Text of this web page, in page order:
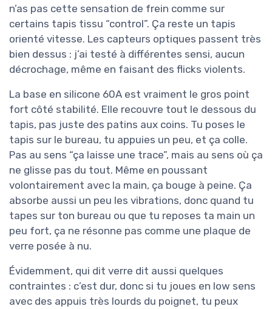
n’as pas cette sensation de frein comme sur
certains tapis tissu “control”. Ça reste un tapis
orienté vitesse. Les capteurs optiques passent très
bien dessus : j’ai testé à différentes sensi, aucun
décrochage, même en faisant des flicks violents.
La base en silicone 60A est vraiment le gros point
fort côté stabilité. Elle recouvre tout le dessous du
tapis, pas juste des patins aux coins. Tu poses le
tapis sur le bureau, tu appuies un peu, et ça colle.
Pas au sens “ça laisse une trace”, mais au sens où ça
ne glisse pas du tout. Même en poussant
volontairement avec la main, ça bouge à peine. Ça
absorbe aussi un peu les vibrations, donc quand tu
tapes sur ton bureau ou que tu reposes ta main un
peu fort, ça ne résonne pas comme une plaque de
verre posée à nu.
Évidemment, qui dit verre dit aussi quelques
contraintes : c’est dur, donc si tu joues en low sens
avec des appuis très lourds du poignet, tu peux